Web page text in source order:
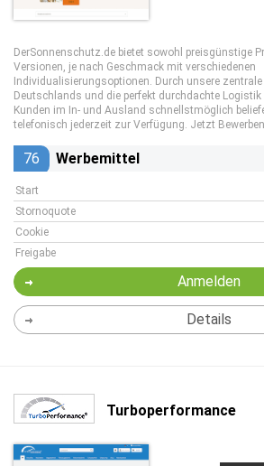
DerSonnenschutz.de bietet sowohl preisgünstige
Versionen, je nach Geschmack mit verschiedenen
Individualisierungsoptionen. Durch unsere
Deutschlands und die perfekt durchdachte
Kunden im In- und Ausland schnellstmöglich
telefonisch jederzeit zur Verfügung. Jetzt
76 Werbemittel
Start
Stornoquote
Cookie
Freigabe
Anmelden
Details
Turboperformance